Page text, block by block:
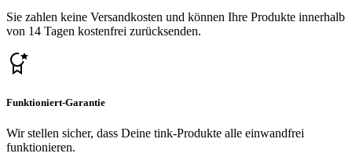
Sie zahlen keine Versandkosten und können Ihre Produkte innerhalb
von 14 Tagen kostenfrei zurücksenden.
Funktioniert-Garantie
Wir stellen sicher, dass Deine tink-Produkte alle einwandfrei
funktionieren.